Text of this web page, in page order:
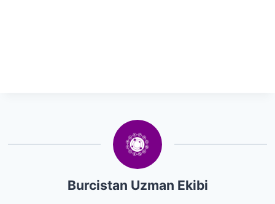
Burcistan Uzman Ekibi